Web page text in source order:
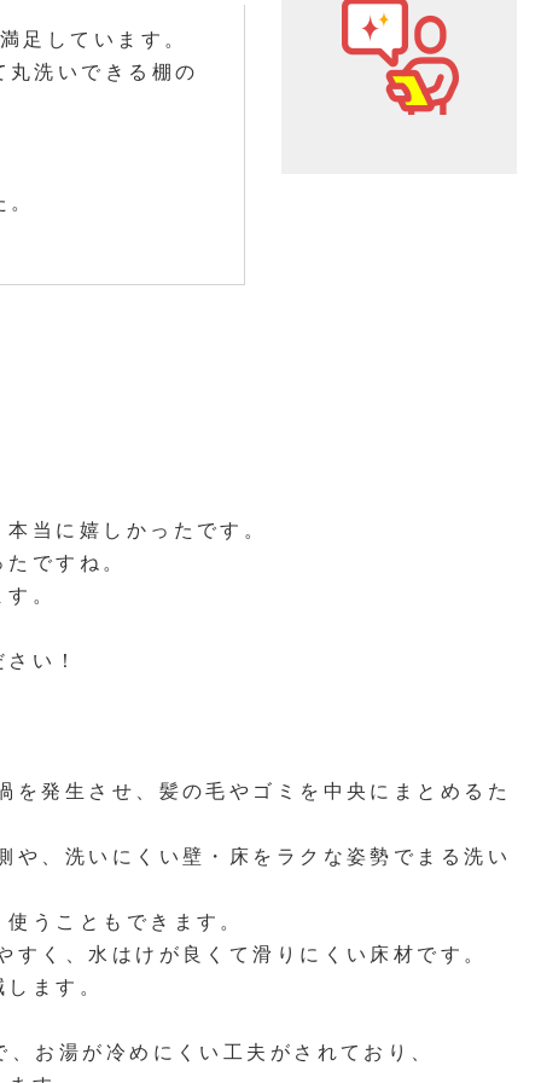
足しています。
洗いできる棚の
当に嬉しかったです。
ですね。
。
い！
させ、髪の毛やゴミを中央にまとめるた
いにくい壁・床をラクな姿勢でまる洗い
もできます。
水はけが良くて滑りにくい床材です。
す。
湯が冷めにくい工夫がされており、